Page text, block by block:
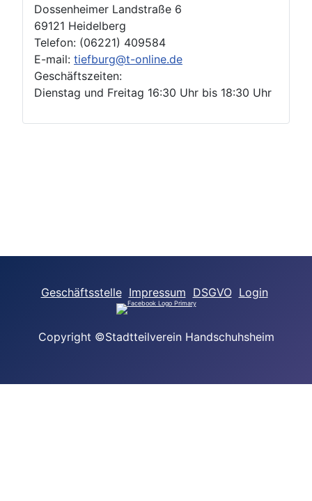
Dossenheimer Landstraße 6
69121 Heidelberg
Telefon: (06221) 409584
E-mail: tiefburg@t-online.de
Geschäftszeiten:
Dienstag und Freitag 16:30 Uhr bis 18:30 Uhr
Geschäftsstelle Impressum DSGVO Login
Copyright ©Stadtteilverein Handschuhsheim